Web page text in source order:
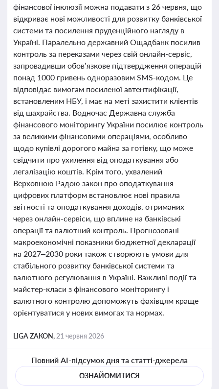
фінансової інклюзії можна подавати з 26 червня, що
відкриває нові можливості для розвитку банківської
системи та посилення пруденційного нагляду в
Україні. Паралельно державний Ощадбанк посилив
контроль за переказами через свій онлайн-сервіс,
запровадивши обов’язкове підтвердження операцій
понад 1000 гривень одноразовим SMS-кодом. Це
відповідає вимогам посиленої автентифікації,
встановленим НБУ, і має на меті захистити клієнтів
від шахрайства. Водночас Державна служба
фінансового моніторингу України посилює контроль
за великими фінансовими операціями, особливо
щодо купівлі дорогого майна за готівку, що може
свідчити про ухилення від оподаткування або
легалізацію коштів. Крім того, ухвалений
Верховною Радою закон про оподаткування
цифрових платформ встановлює нові правила
звітності та оподаткування доходів, отриманих
через онлайн-сервіси, що вплине на банківські
операції та валютний контроль. Прогнозовані
макроекономічні показники бюджетної декларації
на 2027–2030 роки також створюють умови для
стабільного розвитку банківської системи та
валютного регулювання в Україні. Важливі події та
майстер-класи з фінансового моніторингу і
валютного контролю допоможуть фахівцям краще
орієнтуватися у нових вимогах та нормах.
LIGA ZAKON, 21 червня 2026
Повний AI-підсумок дня та статті-джерела
ОЗНАЙОМИТИСЯ